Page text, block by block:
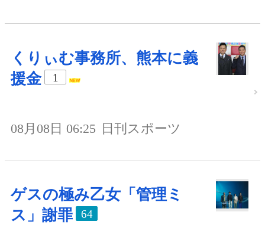
くりぃむ事務所、熊本に義
援金
1
08月08日 06:25 日刊スポーツ
ゲスの極み乙女「管理ミ
ス」謝罪
64